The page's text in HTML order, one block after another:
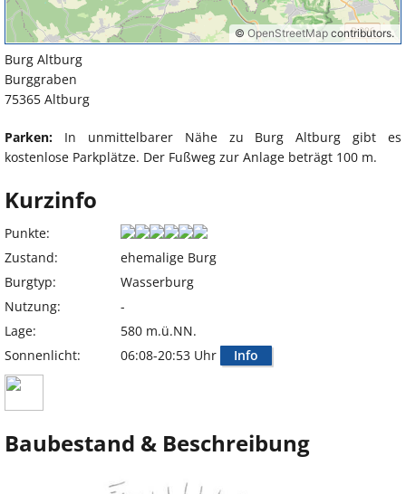
Burg Altburg
Burggraben
75365 Altburg
Parken: In unmittelbarer Nähe zu Burg Altburg gibt es
kostenlose Parkplätze. Der Fußweg zur Anlage beträgt 100 m.
Kurzinfo
Punkte:
Zustand:
ehemalige Burg
Burgtyp:
Wasserburg
Nutzung:
-
Lage:
580 m.ü.NN.
Sonnenlicht:
06:08-20:53 Uhr Info
Baubestand & Beschreibung